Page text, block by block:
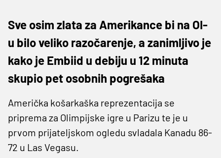
Sve osim zlata za Amerikance bi na OI-
u bilo veliko razočarenje, a zanimljivo je
kako je Embiid u debiju u 12 minuta
skupio pet osobnih pogrešaka
Američka košarkaška reprezentacija se
priprema za Olimpijske igre u Parizu te je u
prvom prijateljskom ogledu svladala Kanadu 86-
72 u Las Vegasu.